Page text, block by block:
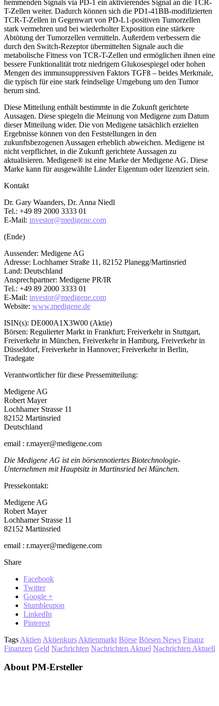
hemmenden Signals via PD-1 ein aktivierendes Signal an die TCR-
T-Zellen weiter. Dadurch können sich die PD1-41BB-modifizierten
TCR-T-Zellen in Gegenwart von PD-L1-positiven Tumorzellen
stark vermehren und bei wiederholter Exposition eine stärkere
Abtötung der Tumorzellen vermitteln. Außerdem verbessern die
durch den Switch-Rezeptor übermittelten Signale auch die
metabolische Fitness von TCR-T-Zellen und ermöglichen ihnen eine
bessere Funktionalität trotz niedrigem Glukosespiegel oder hohen
Mengen des immunsuppressiven Faktors TGFß – beides Merkmale,
die typisch für eine stark feindselige Umgebung um den Tumor
herum sind.
Diese Mitteilung enthält bestimmte in die Zukunft gerichtete
Aussagen. Diese spiegeln die Meinung von Medigene zum Datum
dieser Mitteilung wider. Die von Medigene tatsächlich erzielten
Ergebnisse können von den Feststellungen in den
zukunftsbezogenen Aussagen erheblich abweichen. Medigene ist
nicht verpflichtet, in die Zukunft gerichtete Aussagen zu
aktualisieren. Medigene® ist eine Marke der Medigene AG. Diese
Marke kann für ausgewählte Länder Eigentum oder lizenziert sein.
Kontakt
Dr. Gary Waanders, Dr. Anna Niedl
Tel.: +49 89 2000 3333 01
E-Mail: investor@medigene.com
(Ende)
Aussender: Medigene AG
Adresse: Lochhamer Straße 11, 82152 Planegg/Martinsried
Land: Deutschland
Ansprechpartner: Medigene PR/IR
Tel.: +49 89 2000 3333 01
E-Mail: investor@medigene.com
Website: www.medigene.de
ISIN(s): DE000A1X3W00 (Aktie)
Börsen: Regulierter Markt in Frankfurt; Freiverkehr in Stuttgart,
Freiverkehr in München, Freiverkehr in Hamburg, Freiverkehr in
Düsseldorf, Freiverkehr in Hannover; Freiverkehr in Berlin,
Tradegate
Verantwortlicher für diese Pressemitteilung:
Medigene AG
Robert Mayer
Lochhamer Strasse 11
82152 Martinsried
Deutschland
email : r.mayer@medigene.com
Die Medigene AG ist ein börsennotiertes Biotechnologie-
Unternehmen mit Hauptsitz in Martinsried bei München.
Pressekontakt:
Medigene AG
Robert Mayer
Lochhamer Strasse 11
82152 Martinsried
email : r.mayer@medigene.com
Share
Facebook
Twitter
Google +
Stumbleupon
LinkedIn
Pinterest
Tags Aktien Aktienkurs Aktienmarkt Börse Börsen News Finanz
Finanzen Geld Nachrichten Nachrichten Aktuel Nachrichten Aktuell
About PM-Ersteller